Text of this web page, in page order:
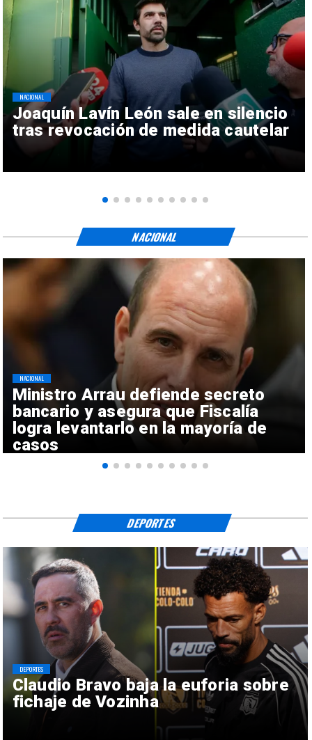
Joaquín Lavín León sale en silencio
tras revocación de medida cautelar
NACIONAL
Ministro Arrau defiende secreto
bancario y asegura que Fiscalía
logra levantarlo en la mayoría de
casos
NACIONAL
NACIONAL
Claudio Bravo baja la euforia sobre
fichaje de Vozinha
DEPORTES
DEPORTES